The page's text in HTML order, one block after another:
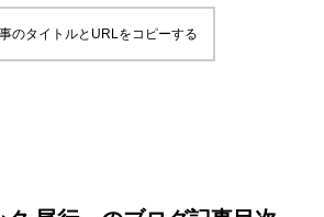
のタイトルとURLをコピーする